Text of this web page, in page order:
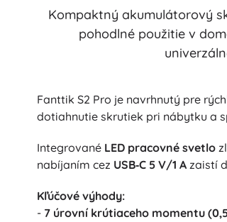
Kompaktný akumulátorový
pohodlné použitie v
Fanttik S2 Pro je navrhnutý pre
dotiahnutie skrutiek pri nábytku a
Integrované LED pracovné svetlo
nabíjaním cez USB‑C 5 V/1 A zaistí
Kľúčové výhody:
- 7 úrovní krútiaceho momentu